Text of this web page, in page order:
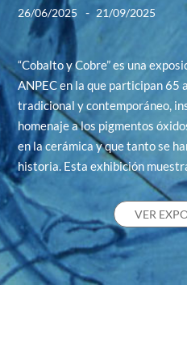
26/06/2025 - 21/09/2025
“Cobalto y Cobre” es una
ANPEC en la que participan 65
tradicional y contemporáneo,
homenaje a los pigmentos
en la cerámica y que tanto se
historia. Esta exhibición
VER